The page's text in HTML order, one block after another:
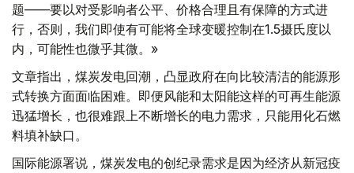
题——要以对受影响者公平、价格合理且有保障的方式进
行，否则，我们即使有可能将全球变暖控制在1.5摄氏度以
内，可能性也微乎其微。»
文章指出，煤炭发电回潮，凸显政府在向比较清洁的能源形
式转换方面面临困难。即便风能和太阳能这样的可再生能源
迅猛增长，也很难跟上不断增长的电力需求，只能用化石燃
料填补缺口。
国际能源署说，煤炭发电的创纪录需求是因为经济从新冠疫